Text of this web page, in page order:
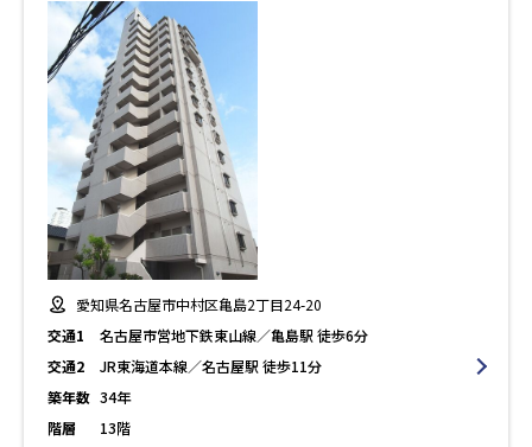
愛知県名古屋市中村区亀島2丁目24-20
交通1
名古屋市営地下鉄東山線／亀島駅 徒歩6分
交通2
JR東海道本線／名古屋駅 徒歩11分
築年数 34年
階層
13階